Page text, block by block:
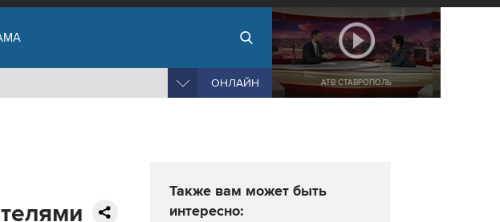
ОНЛАЙН АТВ СТАВРОПОЛЬ
Также вам может быть
интересно: